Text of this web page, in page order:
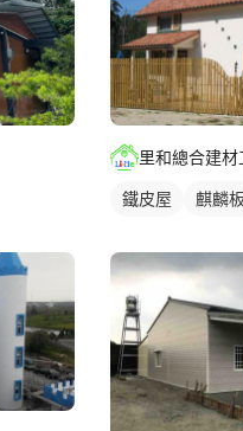
里和總合建材
鐵皮屋 麒麟